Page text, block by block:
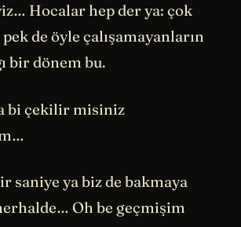
Hocalar hep der ya: çok
de öyle çalışamayanların
bir dönem bu.
bi çekilir misiniz
saniye ya biz de bakmaya
Oh be geçmişim